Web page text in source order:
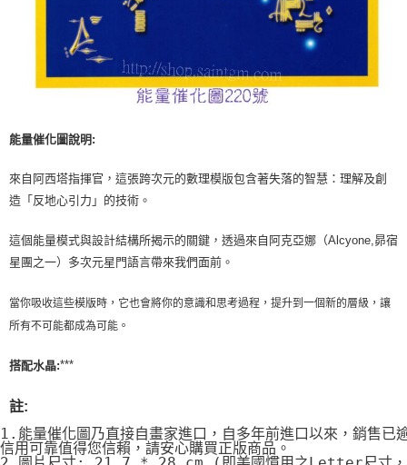
能量催化圖說明:
來自阿西塔指揮官，這張跨次元的數理模版包含著失落的智慧：理解及創
造「反地心引力」的技術。
這個能量模式與設計結構所揭示的關鍵，透過來自阿克亞娜（Alcyone,昴宿
星團之一）多次元星門語言帶來我們面前。
當你吸收這些模版時，它也會將你的意識和思考過程，提升到一個新的層級，讓
所有不可能都成為可能。
搭配水晶:***
註:
1.能量催化圖乃直接自畫家進口，自多年前進口以來，銷售已
信用可靠值得您信賴，請安心購買正版商品。